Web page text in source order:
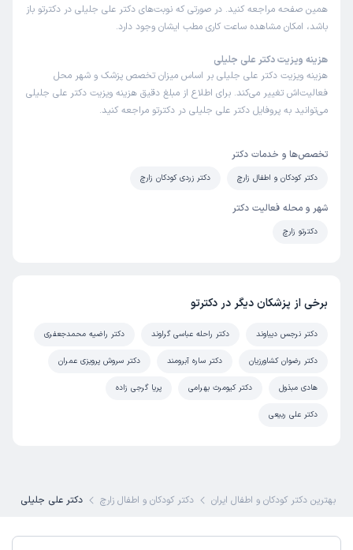
همین صفحه مراجعه کنید. در صورتی که نوبت‌های دکتر علی جلیلی در دکترتو باز
باشد، امکان مشاهده ساعت کاری مطب ایشان وجود دارد.
هزینه ویزیت دکتر علی جلیلی
هزینه ویزیت دکتر علی جلیلی بر اساس میزان تخصص پزشک و شهر محل
فعالیت‌اش تغییر می‌کند. برای اطلاع از مبلغ دقیق هزینه ویزیت دکتر علی جلیلی
می‌توانید به پروفایل دکتر علی جلیلی در دکترتو مراجعه کنید.
تخصص‌ها و خدمات دکتر
دکتر کودکان و اطفال زارچ دکتر زردی کودکان زارچ
شهر و محله فعالیت دکتر
دکترتو زارچ
برخی از پزشکان دیگر در دکترتو
دکتر نرجس دیباوند دکتر راحله عباسی گراوند دکتر راضیه محمدجعفری
دکتر رضوان کشاورزیان دکتر ساره آبرومند دکتر سروش پرویزی عمران
هادی مبذول دکتر کیومرث بهرامی پریا گرجی زاده
دکتر علی ربیعی
بهترین دکتر کودکان و اطفال ایران دکتر کودکان و اطفال زارچ دکتر علی جلیلی